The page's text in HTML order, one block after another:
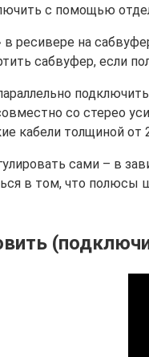
с помощью
в ресивере на
сабвуфер, если
со стерео
кабели толщиной от
сами – в
в том, что полюсы